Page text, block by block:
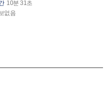
10분 31초
없음